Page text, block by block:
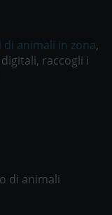
di animali in zona,
raccogli i
di animali